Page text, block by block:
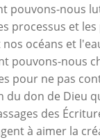
pouvons-nous
processus et
océans et
pouvons-nous
pour ne pas
du don de Dieu
des
à aimer la